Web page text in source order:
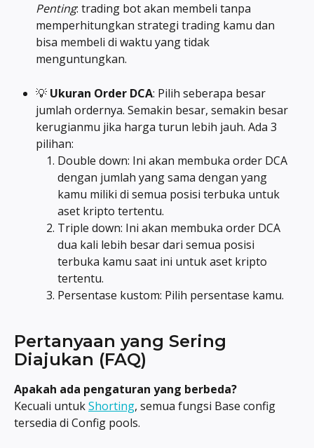
Penting: trading bot akan membeli tanpa
memperhitungkan strategi trading kamu dan
bisa membeli di waktu yang tidak
menguntungkan.
💡 Ukuran Order DCA: Pilih seberapa besar
jumlah ordernya. Semakin besar, semakin besar
kerugianmu jika harga turun lebih jauh. Ada 3
pilihan:
Double down: Ini akan membuka order DCA
dengan jumlah yang sama dengan yang
kamu miliki di semua posisi terbuka untuk
aset kripto tertentu.
Triple down: Ini akan membuka order DCA
dua kali lebih besar dari semua posisi
terbuka kamu saat ini untuk aset kripto
tertentu.
Persentase kustom: Pilih persentase kamu.
Pertanyaan yang Sering
Diajukan (FAQ)
Apakah ada pengaturan yang berbeda?
Kecuali untuk Shorting, semua fungsi Base config
tersedia di Config pools.